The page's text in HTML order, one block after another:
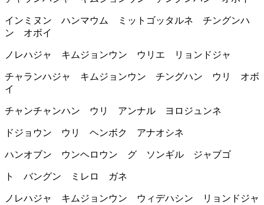
インミヌン ハンマウム ミットゴッタルネ チングンハ
ン オボイ
ノレハジャ キムジョンウン ウリエ リョンドジャ
チャランハジャ キムジョンウン チングハン ウリ オボ
イ
チャンチャンハン ウリ アンナル ヨロジュンネ
ドジョウン ウリ ヘンボク アナオシネ
ハンオブン ウンヘロウン グ ソンギル ジャブゴ
ト バングン ミレロ ガネ
ノレハジャ キムジョンウン ウィデハシン リョンドジャ